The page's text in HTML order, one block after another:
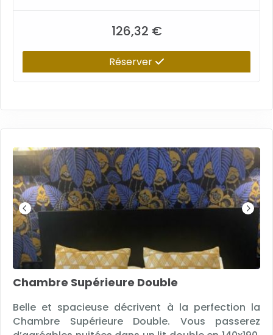
126,32 €
Réserver
Chambre Supérieure Double
Belle et spacieuse décrivent à la perfection la
Chambre Supérieure Double. Vous passerez